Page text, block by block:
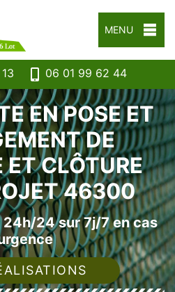
MENU
06 01 99 62 44
EN POSE ET
DE
ET CLÔTURE
46300
24 sur 7j/7 en cas